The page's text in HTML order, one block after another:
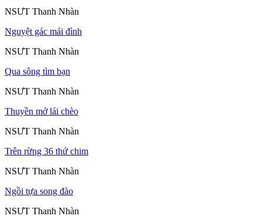
NSƯT Thanh Nhàn
Nguyệt gác mái đình
NSƯT Thanh Nhàn
Qua sông tìm bạn
NSƯT Thanh Nhàn
Thuyền mở lái chèo
NSƯT Thanh Nhàn
Trên rừng 36 thứ chim
NSƯT Thanh Nhàn
Ngồi tựa song đào
NSƯT Thanh Nhàn